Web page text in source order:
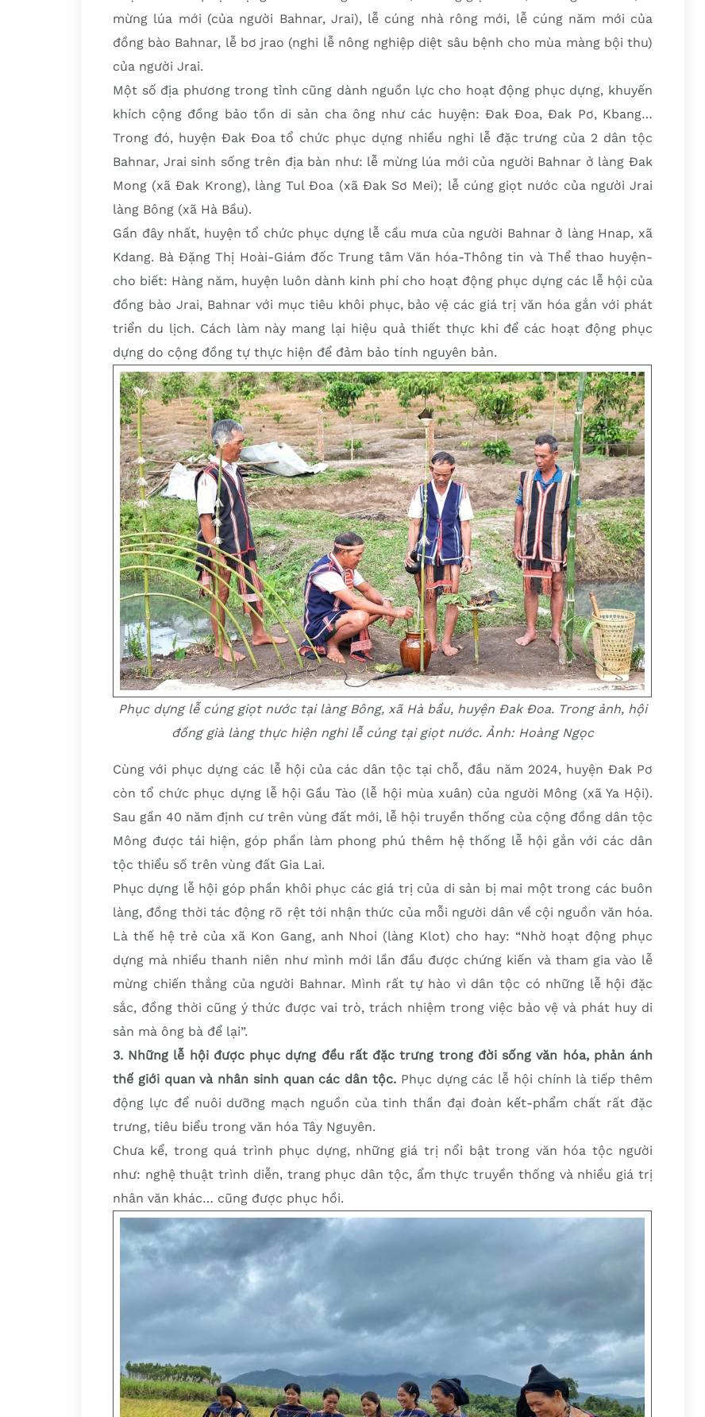
mừng lúa mới (của người Bahnar, Jrai), lễ cúng nhà rông mới, lễ cúng năm mới của
đồng bào Bahnar, lễ bơ jrao (nghi lễ nông nghiệp diệt sâu bệnh cho mùa màng bội thu)
của người Jrai.
Một số địa phương trong tỉnh cũng dành nguồn lực cho hoạt động phục dựng, khuyến
khích cộng đồng bảo tồn di sản cha ông như các huyện: Đak Đoa, Đak Pơ, Kbang…
Trong đó, huyện Đak Đoa tổ chức phục dựng nhiều nghi lễ đặc trưng của 2 dân tộc
Bahnar, Jrai sinh sống trên địa bàn như: lễ mừng lúa mới của người Bahnar ở làng Đak
Mong (xã Đak Krong), làng Tul Đoa (xã Đak Sơ Mei); lễ cúng giọt nước của người Jrai
làng Bông (xã Hà Bầu).
Gần đây nhất, huyện tổ chức phục dựng lễ cầu mưa của người Bahnar ở làng Hnap, xã
Kdang. Bà Đặng Thị Hoài-Giám đốc Trung tâm Văn hóa-Thông tin và Thể thao huyện-
cho biết: Hàng năm, huyện luôn dành kinh phí cho hoạt động phục dựng các lễ hội của
đồng bào Jrai, Bahnar với mục tiêu khôi phục, bảo vệ các giá trị văn hóa gắn với phát
triển du lịch. Cách làm này mang lại hiệu quả thiết thực khi để các hoạt động phục
dựng do cộng đồng tự thực hiện để đảm bảo tính nguyên bản.
Phục dựng lễ cúng giọt nước tại làng Bông, xã Hà bầu, huyện Đak Đoa. Trong ảnh, hội
đồng già làng thực hiện nghi lễ cúng tại giọt nước. Ảnh: Hoàng Ngọc
Cùng với phục dựng các lễ hội của các dân tộc tại chỗ, đầu năm 2024, huyện Đak Pơ
còn tổ chức phục dựng lễ hội Gầu Tào (lễ hội mùa xuân) của người Mông (xã Ya Hội).
Sau gần 40 năm định cư trên vùng đất mới, lễ hội truyền thống của cộng đồng dân tộc
Mông được tái hiện, góp phần làm phong phú thêm hệ thống lễ hội gắn với các dân
tộc thiểu số trên vùng đất Gia Lai.
Phục dựng lễ hội góp phần khôi phục các giá trị của di sản bị mai một trong các buôn
làng, đồng thời tác động rõ rệt tới nhận thức của mỗi người dân về cội nguồn văn hóa.
Là thế hệ trẻ của xã Kon Gang, anh Nhoi (làng Klot) cho hay: “Nhờ hoạt động phục
dựng mà nhiều thanh niên như mình mới lần đầu được chứng kiến và tham gia vào lễ
mừng chiến thắng của người Bahnar. Mình rất tự hào vì dân tộc có những lễ hội đặc
sắc, đồng thời cũng ý thức được vai trò, trách nhiệm trong việc bảo vệ và phát huy di
sản mà ông bà để lại”.
3. Những lễ hội được phục dựng đều rất đặc trưng trong đời sống văn hóa, phản ánh
thế giới quan và nhân sinh quan các dân tộc. Phục dựng các lễ hội chính là tiếp thêm
động lực để nuôi dưỡng mạch nguồn của tinh thần đại đoàn kết-phẩm chất rất đặc
trưng, tiêu biểu trong văn hóa Tây Nguyên.
Chưa kể, trong quá trình phục dựng, những giá trị nổi bật trong văn hóa tộc người
như: nghệ thuật trình diễn, trang phục dân tộc, ẩm thực truyền thống và nhiều giá trị
nhân văn khác… cũng được phục hồi.